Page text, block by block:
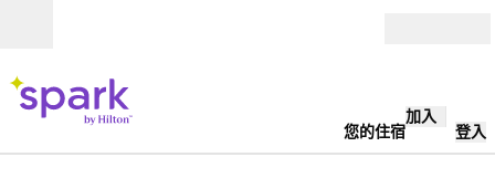
您的住宿
加入
登入